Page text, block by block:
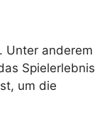
Unter anderem
Spielerlebnis
um die